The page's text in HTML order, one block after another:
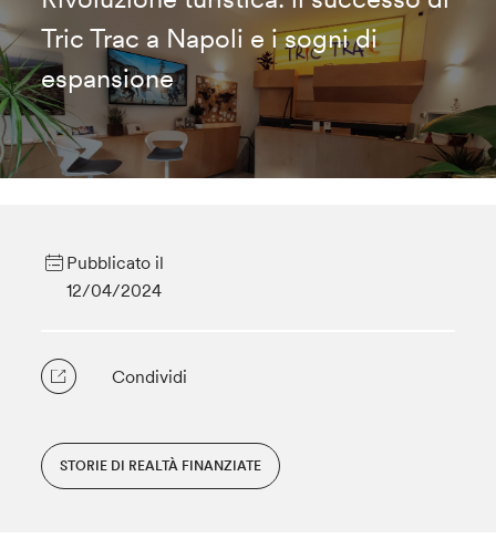
Tric Trac a Napoli e i sogni di
espansione
Pubblicato il
12/04/2024
Condividi
STORIE DI REALTÀ FINANZIATE